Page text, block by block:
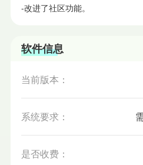
-改进了社区功能。
软件信息
当前版本：
系统要求：
是否收费：